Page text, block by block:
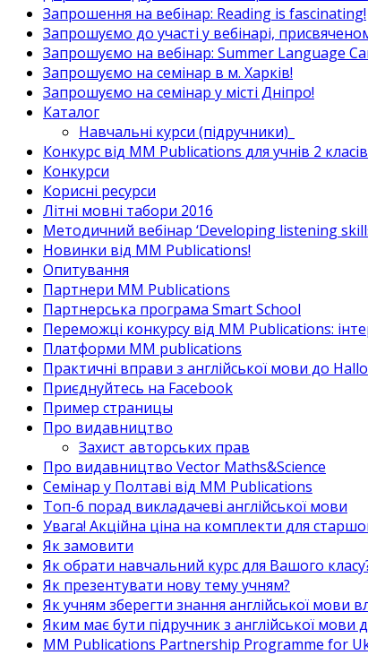
Запрошення на вебінар: Reading is fascinating!
Запрошуємо до участі у вебінарі,
Запрошуємо на вебінар: Summer Language
Запрошуємо на семінар в м. Харків!
Запрошуємо на семінар у місті Дніпро!
Каталог
Навчальні курси (підручники)_
Конкурс від MM Publications для учнів 2
Конкурси
Корисні ресурси
Літні мовні табори 2016
Методичний вебінар ‘Developing listening
Новинки від MM Publications!
Опитування
Партнери MM Publications
Партнерська програма Smart School
Переможці конкурсу від MM Publications:
Платформи MM publications
Практичні вправи з англійської мови до
Приєднуйтесь на Facebook
Пример страницы
Про видавництво
Захист авторських прав
Про видавництво Vector Maths&Science
Семінар у Полтаві від MM Publications
Топ-6 порад викладачеві англійської мови
Увага! Акційна ціна на комплекти для
Як замовити
Як обрати навчальний курс для Вашого
Як презентувати нову тему учням?
Як учням зберегти знання англійської мови
Яким має бути підручник з англійської
MM Publications Partnership Programme for